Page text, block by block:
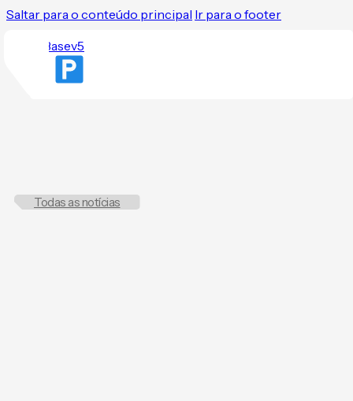
Saltar para o conteúdo principal Ir para o footer
Todas as notícias